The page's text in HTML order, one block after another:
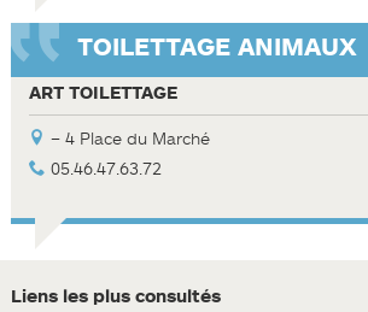
TOILETTAGE ANIMAUX
ART TOILETTAGE
– 4 Place du Marché
05.46.47.63.72
Liens les plus consultés